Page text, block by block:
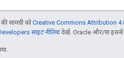
सामग्री कोCreative Commons Attribution
साइट नीतियांदेखें. Oracle और/या इससे